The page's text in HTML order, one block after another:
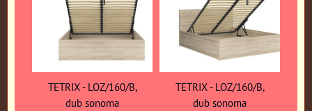
TETRIX - LOZ/160/B,
dub sonoma
TETRIX - LOZ/160/B,
dub sonoma